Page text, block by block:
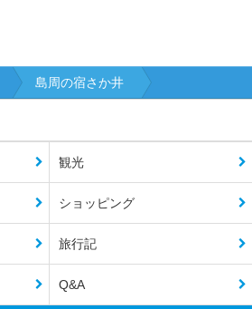
島周の宿さか井
観光
ショッピング
旅行記
Q&A